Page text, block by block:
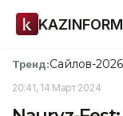
KAZINFORM
Тренд:Сайлов-2026
20:41, 14 Март 2024